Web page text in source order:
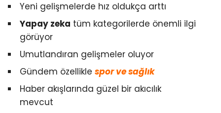
Yeni gelişmelerde hız oldukça arttı
Yapay zeka tüm kategorilerde önemli ilgi
görüyor
Umutlandıran gelişmeler oluyor
Gündem özellikle spor ve sağlık
Haber akışlarında güzel bir akıcılık
mevcut